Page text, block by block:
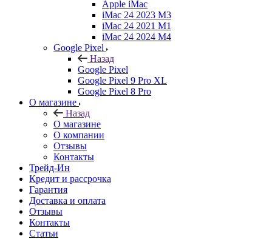
Apple iMac
iMac 24 2023 M3
iMac 24 2021 M1
iMac 24 2024 M4
Google Pixel
Назад
Google Pixel
Google Pixel 9 Pro XL
Google Pixel 8 Pro
О магазине
Назад
О магазине
О компании
Отзывы
Контакты
Трейд-Ин
Кредит и рассрочка
Гарантия
Доставка и оплата
Отзывы
Контакты
Статьи